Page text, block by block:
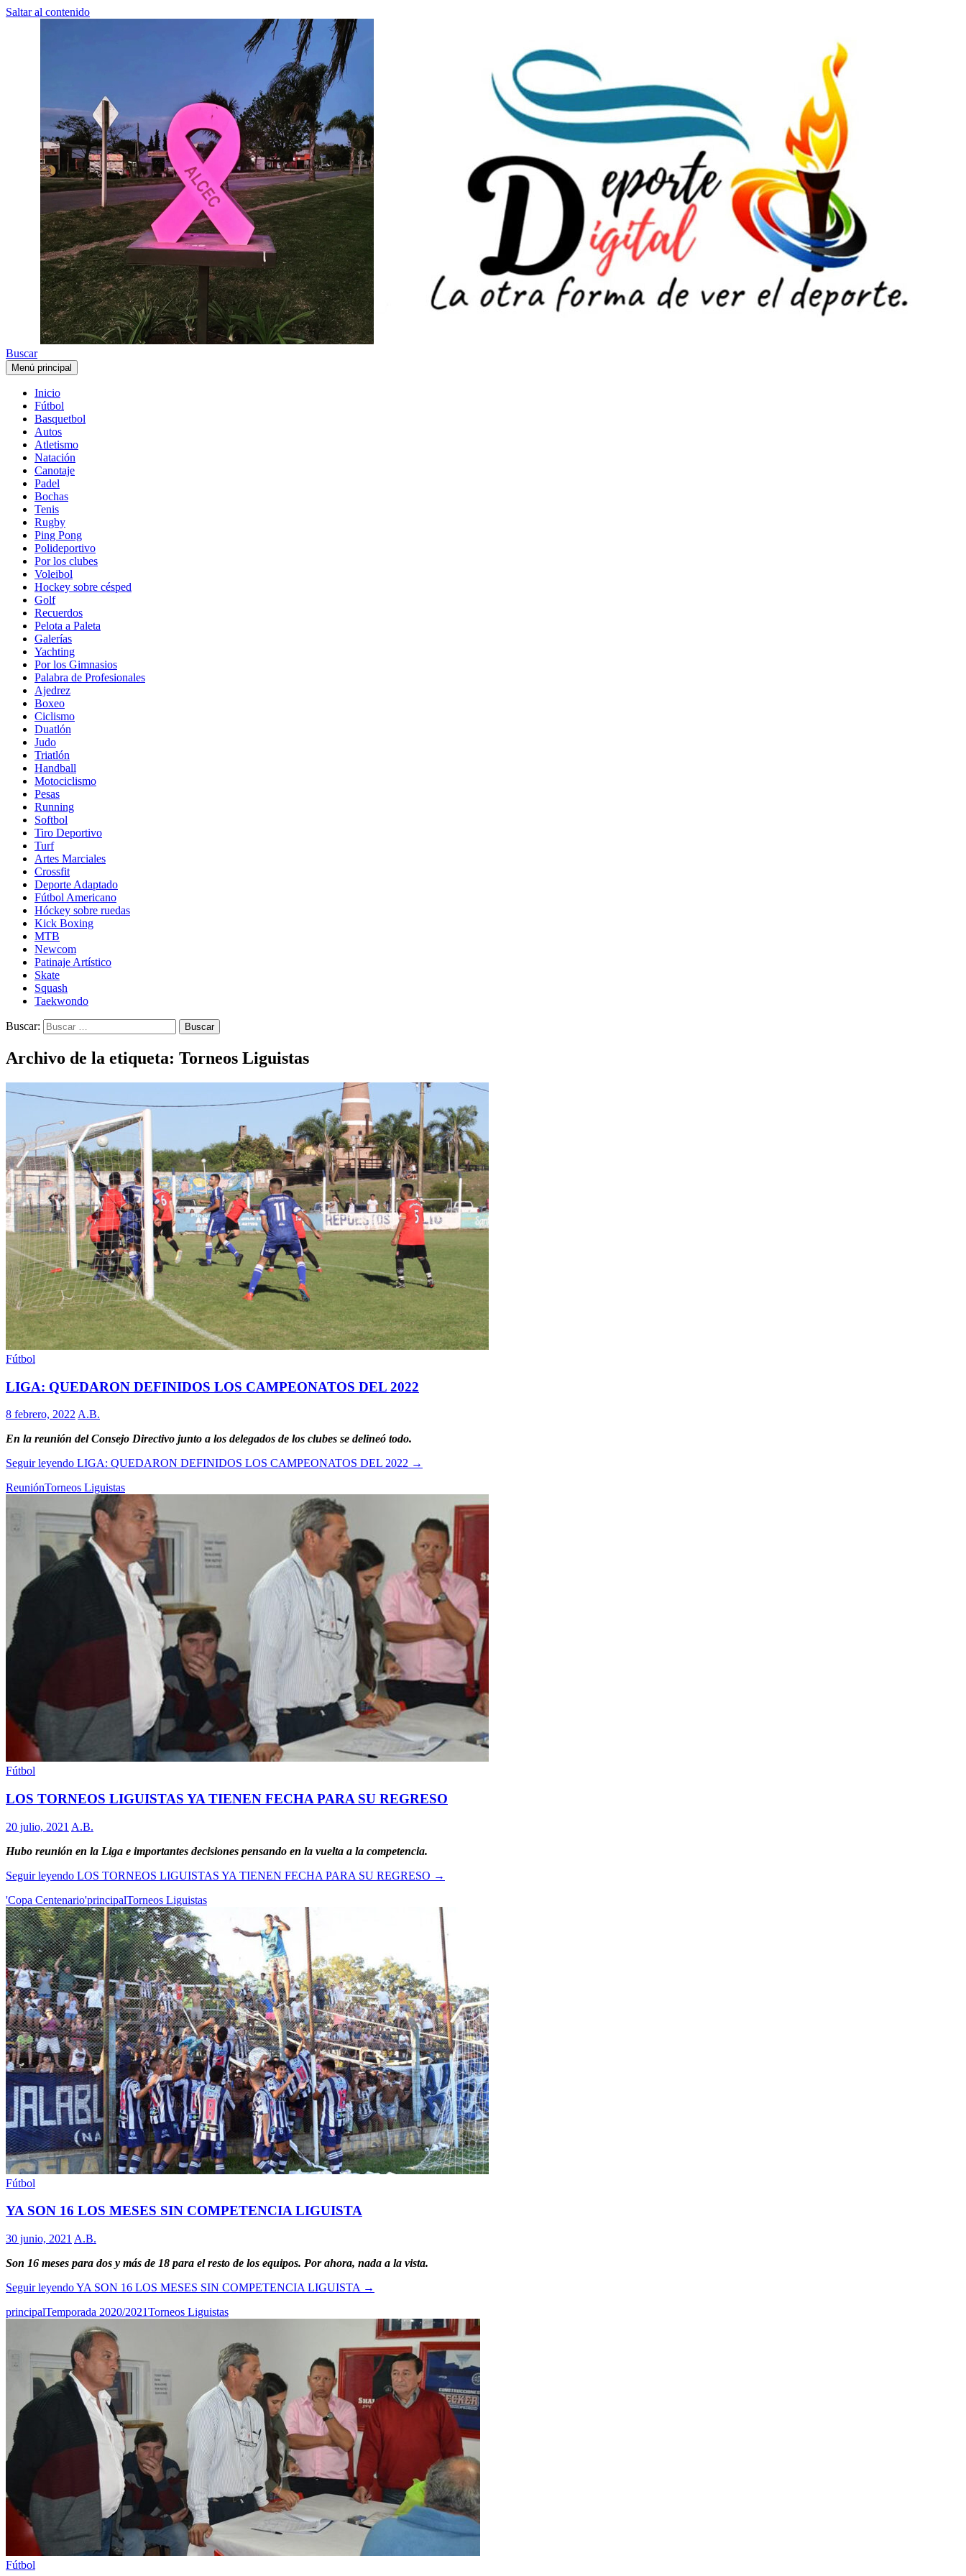
Saltar al contenido
Buscar
Menú principal
Inicio
Fútbol
Basquetbol
Autos
Atletismo
Natación
Canotaje
Padel
Bochas
Tenis
Rugby
Ping Pong
Polideportivo
Por los clubes
Voleibol
Hockey sobre césped
Golf
Recuerdos
Pelota a Paleta
Galerías
Yachting
Por los Gimnasios
Palabra de Profesionales
Ajedrez
Boxeo
Ciclismo
Duatlón
Judo
Triatlón
Handball
Motociclismo
Pesas
Running
Softbol
Tiro Deportivo
Turf
Artes Marciales
Crossfit
Deporte Adaptado
Fútbol Americano
Hóckey sobre ruedas
Kick Boxing
MTB
Newcom
Patinaje Artístico
Skate
Squash
Taekwondo
Buscar:
Archivo de la etiqueta: Torneos Liguistas
Fútbol
LIGA: QUEDARON DEFINIDOS LOS CAMPEONATOS DEL 2022
8 febrero, 2022 A.B.
En la reunión del Consejo Directivo junto a los delegados de los clubes se delineó todo.
Seguir leyendo LIGA: QUEDARON DEFINIDOS LOS CAMPEONATOS DEL 2022 →
ReuniónTorneos Liguistas
Fútbol
LOS TORNEOS LIGUISTAS YA TIENEN FECHA PARA SU REGRESO
20 julio, 2021 A.B.
Hubo reunión en la Liga e importantes decisiones pensando en la vuelta a la competencia.
Seguir leyendo LOS TORNEOS LIGUISTAS YA TIENEN FECHA PARA SU REGRESO →
'Copa Centenario'principalTorneos Liguistas
Fútbol
YA SON 16 LOS MESES SIN COMPETENCIA LIGUISTA
30 junio, 2021 A.B.
Son 16 meses para dos y más de 18 para el resto de los equipos. Por ahora, nada a la vista.
Seguir leyendoYA SON 16 LOS MESES SIN COMPETENCIA LIGUISTA →
principalTemporada 2020/2021Torneos Liguistas
Fútbol